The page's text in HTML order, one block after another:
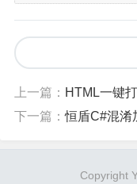
上一篇： HTML一键打包免费
下一篇：恒盾C#混淆
Copyright